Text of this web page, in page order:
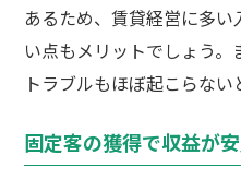
あるため、賃貸経営に多
い点もメリットでしょう
トラブルもほぼ起こらない
固定客の獲得で収益が